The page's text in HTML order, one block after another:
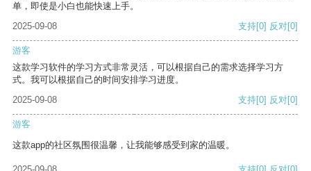
单，即使是小白也能快速上手。
2025-09-08
支持[0] 反对[0]
游客
这款学习软件的学习方式非常灵活，可以根据自己的需求选择学习方
式。我可以根据自己的时间安排学习进度。
2025-09-08
支持[0] 反对[0]
游客
这款app的社区氛围很温馨，让我能够感受到家的温暖。